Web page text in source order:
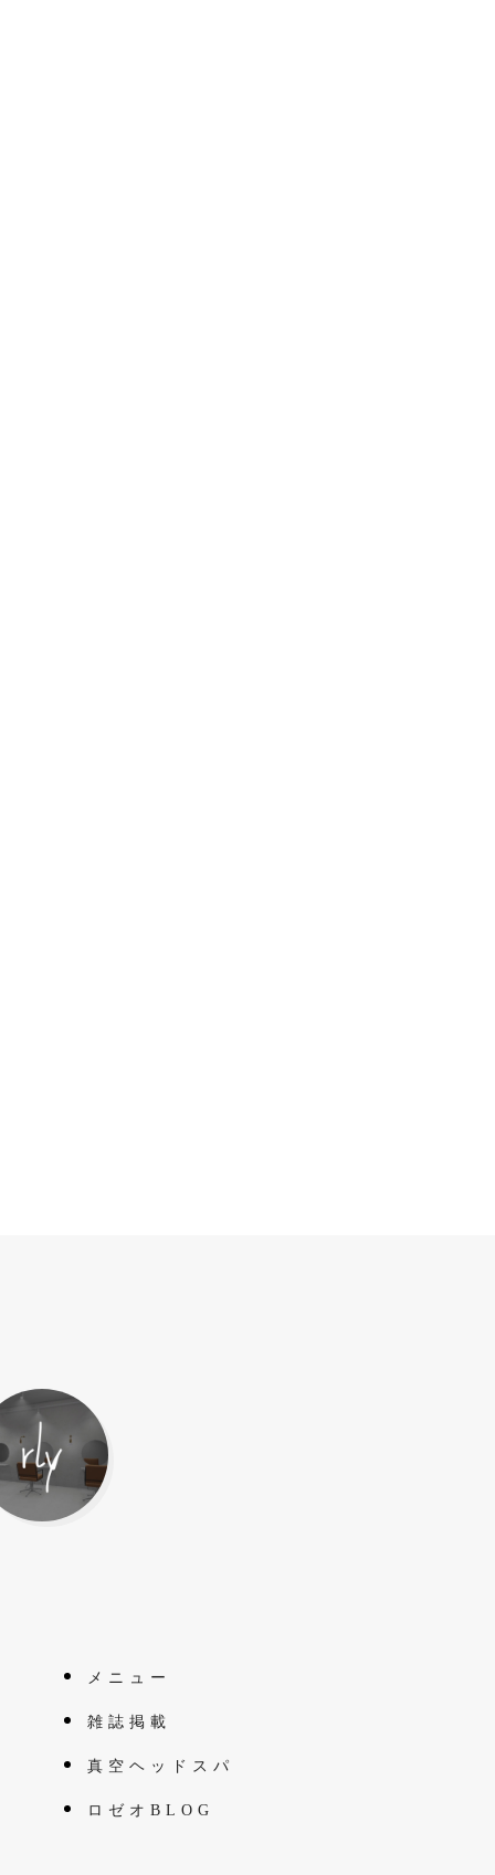
メニュー
雑誌掲載
真空ヘッドスパ
ロゼオBLOG